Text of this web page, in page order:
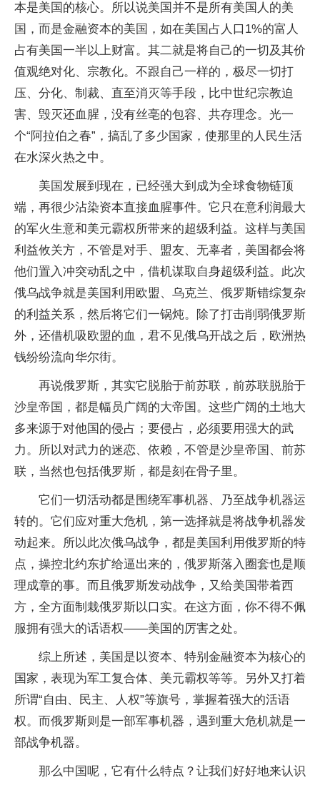
本是美国的核心。所以说美国并不是所有美国人的美
国，而是金融资本的美国，如在美国占人口1%的富人
占有美国一半以上财富。其二就是将自己的一切及其价
值观绝对化、宗教化。不跟自己一样的，极尽一切打
压、分化、制裁、直至消灭等手段，比中世纪宗教迫
害、毁灭还血腥，没有丝亳的包容、共存理念。光一
个“阿拉伯之春”，搞乱了多少国家，使那里的人民生活
在水深火热之中。
美国发展到现在，已经强大到成为全球食物链顶
端，再很少沾染资本直接血腥事件。它只在意利润最大
的军火生意和美元霸权所带来的超级利益。这样与美国
利益攸关方，不管是对手、盟友、无辜者，美国都会将
他们置入冲突动乱之中，借机谋取自身超级利益。此次
俄乌战争就是美国利用欧盟、乌克兰、俄罗斯错综复杂
的利益关系，然后将它们一锅炖。除了打击削弱俄罗斯
外，还借机吸欧盟的血，君不见俄乌开战之后，欧洲热
钱纷纷流向华尔街。
再说俄罗斯，其实它脱胎于前苏联，前苏联脱胎于
沙皇帝国，都是幅员广阔的大帝国。这些广阔的土地大
多来源于对他国的侵占；要侵占，必须要用强大的武
力。所以对武力的迷恋、依赖，不管是沙皇帝国、前苏
联，当然也包括俄罗斯，都是刻在骨子里。
它们一切活动都是围绕军事机器、乃至战争机器运
转的。它们应对重大危机，第一选择就是将战争机器发
动起来。所以此次俄乌战争，都是美国利用俄罗斯的特
点，操控北约东扩给逼出来的，俄罗斯落入圈套也是顺
理成章的事。而且俄罗斯发动战争，又给美国带着西
方，全方面制栽俄罗斯以口实。在这方面，你不得不佩
服拥有强大的话语权——美国的厉害之处。
综上所述，美国是以资本、特别金融资本为核心的
国家，表现为军工复合体、美元霸权等等。另外又打着
所谓“自由、民主、人权”等旗号，掌握着强大的活语
权。而俄罗斯则是一部军事机器，遇到重大危机就是一
部战争机器。
那么中国呢，它有什么特点？让我们好好地来认识